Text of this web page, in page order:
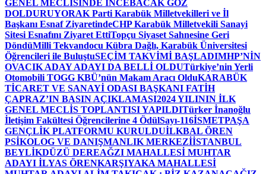
GENEL MECLİSİNDE İNCEBACAK GÖZ
DOLDURUYORAK Parti Karabük Milletvekilleri ve İl
Başkanı Esnaf ZiyaretindeCHP Karabük Milletvekili Sanayi
Sitesi Esnafını Ziyaret EttiTopçu Siyaset Sahnesine Geri
DöndüMilli Tekvandocu Kübra Dağlı, Karabük Üniversitesi
Öğrencileri ile BuluştuSEÇİM TAKVİMİ BAŞLADIMHP’NİN
OVACIK ADAY ADAYI DA BELLİ OLDUTürkiye’nin Yerli
Otomobili TOGG KBÜ’nün Makam Aracı OlduKARABÜK
TİCARET VE SANAYİ ODASI BAŞKANI FATİH
ÇAPRAZ’IN BASIN AÇIKLAMASI2024 YILININ İLK
GENEL MECLİS TOPLANTISI YAPILDITürker İnanoğlu
İletişim Fakültesi Öğrencilerine 4 ÖdülSayı-116İSMETPAŞA
GENÇLİK PLATFORMU KURULDUİLKBAL ÖREN
PSİKOLOG VE DANIŞMANLIK MERKEZİİSTANBUL
BEYLİKDÜZÜ DEREAĞZI MAHALLESİ MUHTAR
ADAYI İLYAS ÖRENKARŞIYAKA MAHALLESİ